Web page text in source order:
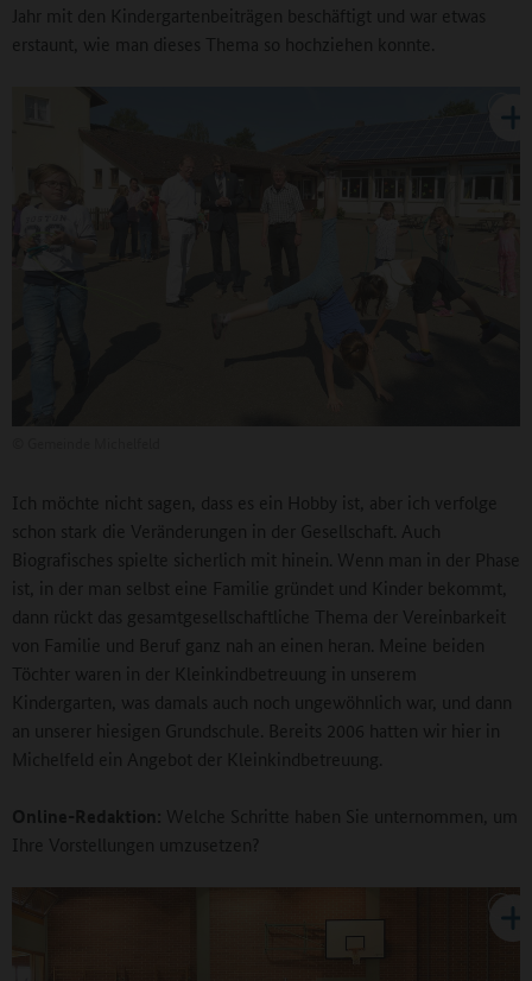
Jahr mit den Kindergartenbeiträgen beschäftigt und war etwas
erstaunt, wie man dieses Thema so hochziehen konnte.
Ich möchte nicht sagen, dass es ein Hobby ist, aber ich verfolge
schon stark die Veränderungen in der Gesellschaft. Auch
Biografisches spielte sicherlich mit hinein. Wenn man in der Phase
ist, in der man selbst eine Familie gründet und Kinder bekommt,
dann rückt das gesamtgesellschaftliche Thema der Vereinbarkeit
von Familie und Beruf ganz nah an einen heran. Meine beiden
Töchter waren in der Kleinkindbetreuung in unserem
Kindergarten, was damals auch noch ungewöhnlich war, und dann
an unserer hiesigen Grundschule. Bereits 2006 hatten wir hier in
Michelfeld ein Angebot der Kleinkindbetreuung.
Online-Redaktion: Welche Schritte haben Sie unternommen, um
Ihre Vorstellungen umzusetzen?